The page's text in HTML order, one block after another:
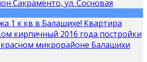
1 к кв в Балашихе! Квартира
кирпичный 2016 года постройки
микрорайоне Балашихи